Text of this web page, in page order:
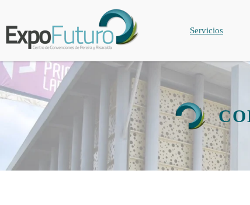
Servicios